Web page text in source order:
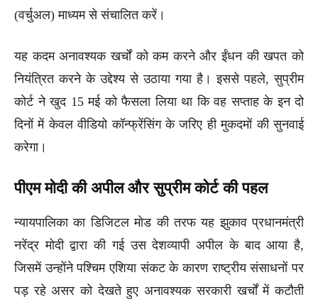
(वर्चुअल) माध्यम से संचालित करें।
यह कदम अनावश्यक खर्चों को कम करने और ईंधन की खपत को
नियंत्रित करने के उद्देश्य से उठाया गया है। इससे पहले, सुप्रीम
कोर्ट ने खुद 15 मई को फैसला लिया था कि वह सप्ताह के इन दो
दिनों में केवल वीडियो कॉन्फ्रेंसिंग के जरिए ही मुकदमों की सुनवाई
करेगा।
पीएम मोदी की अपील और सुप्रीम कोर्ट की पहल
न्यायपालिका का डिजिटल मोड की तरफ यह झुकाव प्रधानमंत्री
नरेंद्र मोदी द्वारा की गई उस देशव्यापी अपील के बाद आया है,
जिसमें उन्होंने पश्चिम एशिया संकट के कारण राष्ट्रीय संसाधनों पर
पड़ रहे असर को देखते हुए अनावश्यक सरकारी खर्चों में कटौती